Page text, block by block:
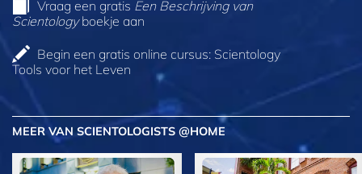
Vraag een gratis Een Beschrijving van
Scientologyboekje aan
Begin een gratis online cursus: Scientology
Tools voor het Leven
MEER VAN SCIENTOLOGISTS @HOME